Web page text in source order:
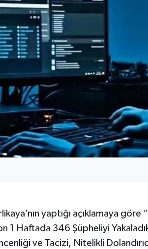
yaptığı açıklamaya göre
1 Haftada 346 Şüpheliyi
ve Tacizi, Nitelikli